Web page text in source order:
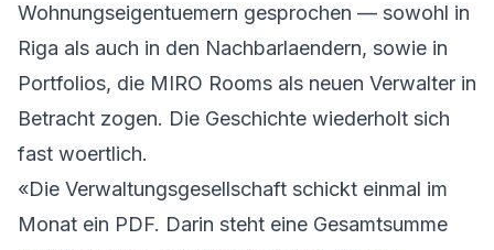
Wohnungseigentuemern gesprochen — sowohl in
Riga als auch in den Nachbarlaendern, sowie in
Portfolios, die MIRO Rooms als neuen Verwalter in
Betracht zogen. Die Geschichte wiederholt sich
fast woertlich.
«Die Verwaltungsgesellschaft schickt einmal im
Monat ein PDF. Darin steht eine Gesamtsumme